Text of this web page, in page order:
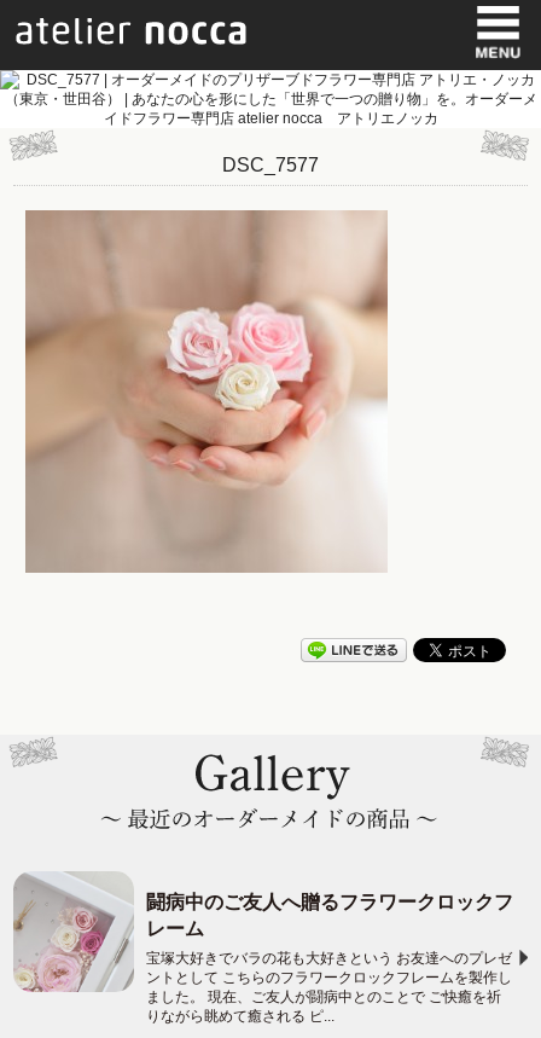
DSC_7577
闘病中のご友人へ贈るフラワークロックフ
レーム
宝塚大好きでバラの花も大好きという お友達へのプレゼ
ントとして こちらのフラワークロックフレームを製作し
ました。 現在、ご友人が闘病中とのことで ご快癒を祈
りながら眺めて癒される ピ...